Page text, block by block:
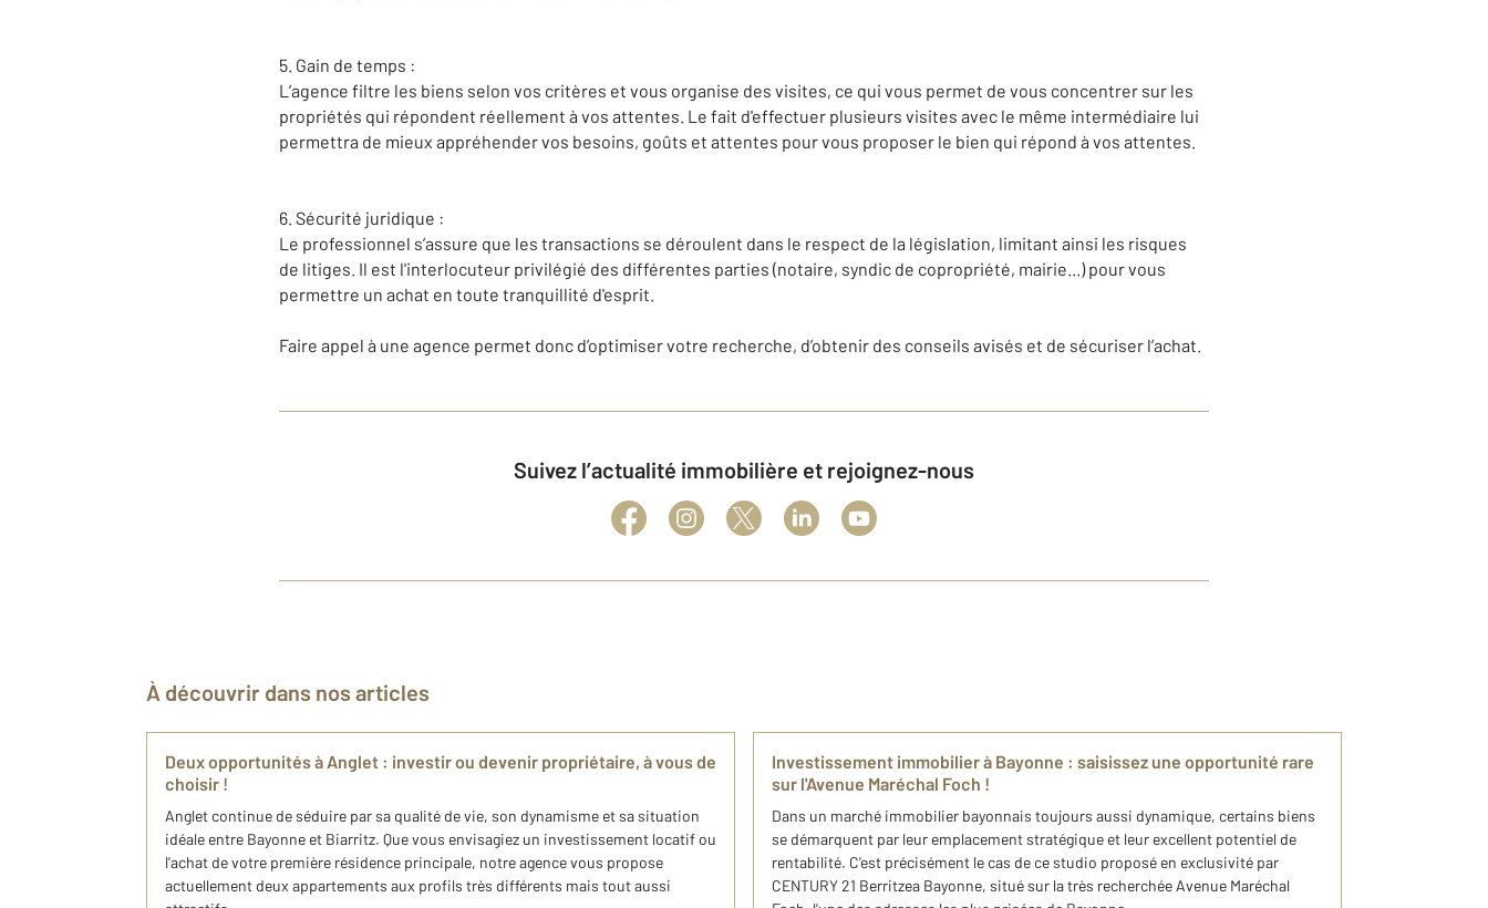
5. Gain de temps :
L’agence filtre les biens selon vos critères et vous organise des visites, ce qui vous permet de vous concentrer sur les
propriétés qui répondent réellement à vos attentes. Le fait d'effectuer plusieurs visites avec le même intermédiaire lui
permettra de mieux appréhender vos besoins, goûts et attentes pour vous proposer le bien qui répond à vos attentes.
6. Sécurité juridique :
Le professionnel s’assure que les transactions se déroulent dans le respect de la législation, limitant ainsi les risques
de litiges. Il est l'interlocuteur privilégié des différentes parties (notaire, syndic de copropriété, mairie...) pour vous
permettre un achat en toute tranquillité d'esprit.
Faire appel à une agence permet donc d’optimiser votre recherche, d’obtenir des conseils avisés et de sécuriser l’achat.
Suivez l’actualité immobilière et rejoignez-nous
À découvrir dans nos articles
Deux opportunités à Anglet : investir ou devenir propriétaire, à vous de
choisir !
Anglet continue de séduire par sa qualité de vie, son dynamisme et sa situation
idéale entre Bayonne et Biarritz. Que vous envisagiez un investissement locatif ou
l'achat de votre première résidence principale, notre agence vous propose
actuellement deux appartements aux profils très différents mais tout aussi
Investissement immobilier à Bayonne : saisissez une opportunité rare
sur l'Avenue Maréchal Foch !
Dans un marché immobilier bayonnais toujours aussi dynamique, certains biens
se démarquent par leur emplacement stratégique et leur excellent potentiel de
rentabilité. C'est précisément le cas de ce studio proposé en exclusivité par
CENTURY 21 Berritzea Bayonne, situé sur la très recherchée Avenue Maréchal